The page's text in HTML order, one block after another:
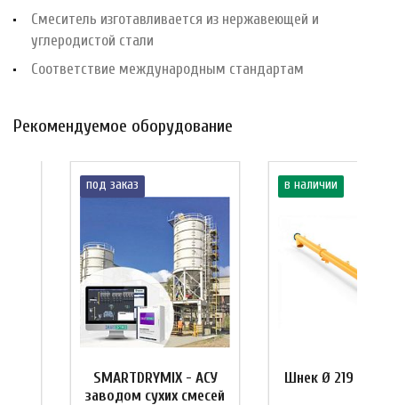
Смеситель изготавливается из нержавеющей и
углеродистой стали
Соответствие международным стандартам
Рекомендуемое оборудование
под заказ
SMARTDRYMIX - АСУ
заводом сухих смесей
в наличии
Шнек Ø 219 мм,